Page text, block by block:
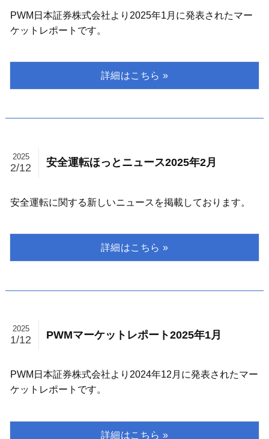
PWM日本証券株式会社より2025年1月に発表されたマー
ケットレポートです。
安全運転ほっとニュース2025年2月
2025
2/12
安全運転に関する新しいニュースを掲載しております。
PWMマーケットレポート2025年1月
2025
1/12
PWM日本証券株式会社より2024年12月に発表されたマー
ケットレポートです。